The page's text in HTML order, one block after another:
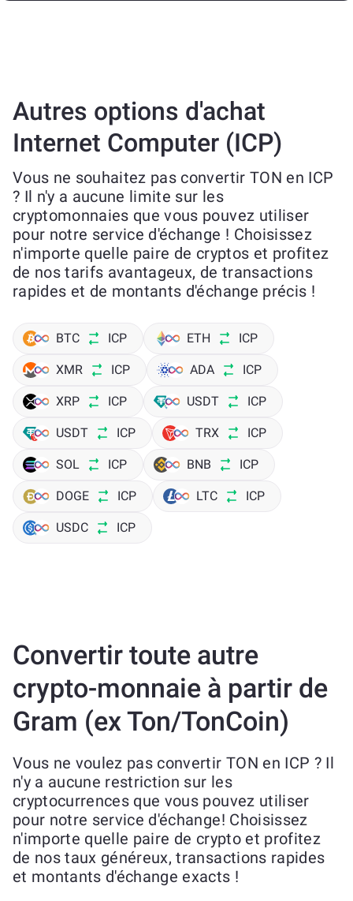
Autres options d'achat
Internet Computer (ICP)
Vous ne souhaitez pas convertir TON en ICP
? Il n'y a aucune limite sur les
cryptomonnaies que vous pouvez utiliser
pour notre service d'échange ! Choisissez
n'importe quelle paire de cryptos et profitez
de nos tarifs avantageux, de transactions
rapides et de montants d'échange précis !
BTC ICP ETH ICP
XMR ICP ADA ICP
XRP ICP USDT ICP
USDT ICP TRX ICP
SOL ICP BNB ICP
DOGE ICP LTC ICP
USDC ICP
Convertir toute autre
crypto-monnaie à partir de
Gram (ex Ton/TonCoin)
Vous ne voulez pas convertir TON en ICP ? Il
n'y a aucune restriction sur les
cryptocurrences que vous pouvez utiliser
pour notre service d'échange! Choisissez
n'importe quelle paire de crypto et profitez
de nos taux généreux, transactions rapides
et montants d'échange exacts !